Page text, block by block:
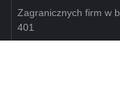
Zagranicznych firm w
401